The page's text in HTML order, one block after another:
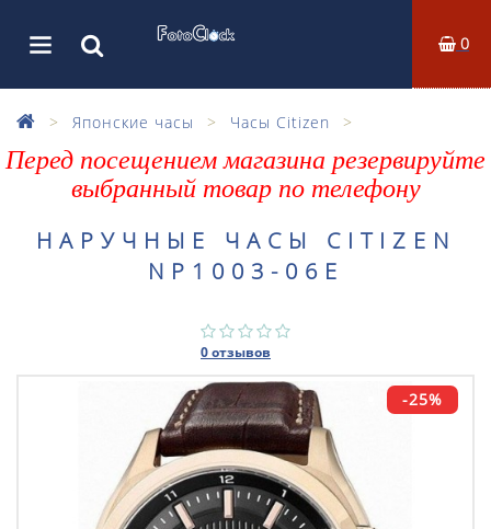
0
Японские часы Часы Citizen
Перед посещением магазина резервируйте
выбранный товар по телефону
НАРУЧНЫЕ ЧАСЫ CITIZEN
NP1003-06E
0 отзывов
-25%